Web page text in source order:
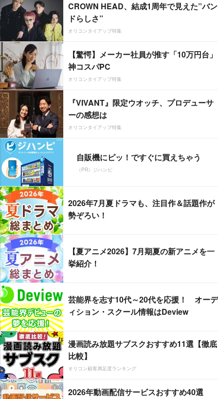
CROWN HEAD、結成1周年で見えた”バン
ドらしさ”
オリコンタイアップ特集
【驚愕】メーカー社員が推す「10万円台」
神コスパPC
オリコンタイアップ特集
『VIVANT』限定ウオッチ、プロデューサ
ーの感想は
オリコンタイアップ特集
自販機にピッ！ですぐに買えちゃう
（PR）ジハンピ
2026年7月夏ドラマも、注目作＆話題作が
勢ぞろい！
【夏アニメ2026】7月期夏の新アニメを一
挙紹介！
芸能界を志す10代～20代を応援！ オーデ
ィション・スクール情報はDeview
漫画読み放題サブスクおすすめ11選【徹底
比較】
オリコン顧客満足度ランキング
2026年動画配信サービスおすすめ40選